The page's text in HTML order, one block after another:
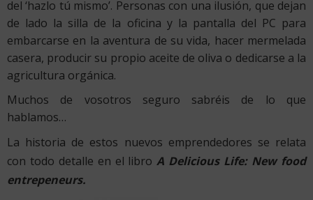
del ‘hazlo tú mismo’. Personas con una ilusión, que dejan
de lado la silla de la oficina y la pantalla del PC para
embarcarse en la aventura de su vida, hacer mermelada
casera, producir su propio aceite de oliva o dedicarse a la
agricultura orgánica.
Muchos de vosotros seguro sabréis de lo que
hablamos…
La historia de estos nuevos emprendedores se relata
con todo detalle en el libroA Delicious Life: New food
entrepeneurs.